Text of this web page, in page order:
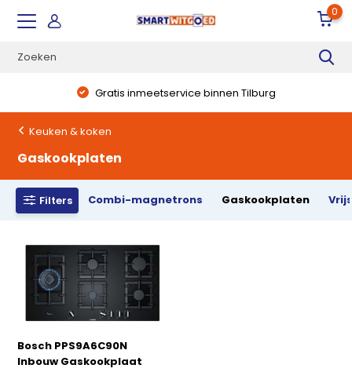
0
Gratis inmeetservice binnen Tilburg
Keuken & koken
Gaskookplaten
Filters Combi-magnetrons Gaskookplaten
Bosch PPS9A6C90N
Inbouw Gaskookplaat